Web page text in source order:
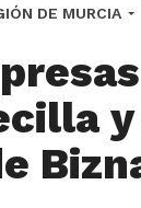
DE MURCIA